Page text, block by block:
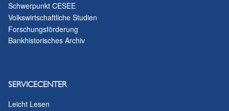
Schwerpunkt CESEE
Volkswirtschaftliche Studien
Forschungsförderung
Bankhistorisches Archiv
SERVICECENTER
Leicht Lesen